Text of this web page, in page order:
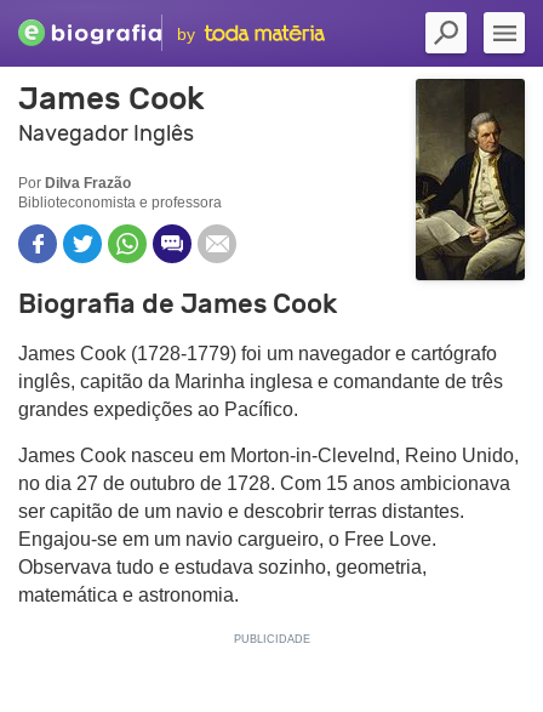
by
James Cook
Navegador Inglês
Por Dilva Frazão
Biblioteconomista e professora
Biografia de James Cook
James Cook (1728-1779) foi um navegador e cartógrafo
inglês, capitão da Marinha inglesa e comandante de três
grandes expedições ao Pacífico.
James Cook nasceu em Morton-in-Clevelnd, Reino Unido,
no dia 27 de outubro de 1728. Com 15 anos ambicionava
ser capitão de um navio e descobrir terras distantes.
Engajou-se em um navio cargueiro, o Free Love.
Observava tudo e estudava sozinho, geometria,
matemática e astronomia.